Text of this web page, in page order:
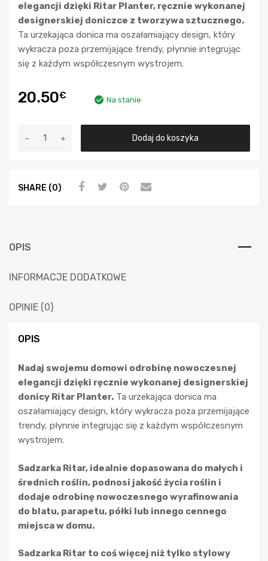
elegancji dzięki Ritar Planter, ręcznie wykonanej
designerskiej doniczce z tworzywa sztucznego.
Ta urzekająca donica ma oszałamiający design, który
wykracza poza przemijające trendy, płynnie integrując
się z każdym współczesnym wystrojem.
20.50€ Na stanie
Dodaj do koszyka
SHARE (0)
OPIS
INFORMACJE DODATKOWE
OPINIE (0)
OPIS
Nadaj swojemu domowi odrobinę nowoczesnej
elegancji dzięki ręcznie wykonanej designerskiej
donicy Ritar Planter. Ta urzekająca donica ma
oszałamiający design, który wykracza poza przemijające
trendy, płynnie integrując się z każdym współczesnym
wystrojem.
Sadzarka Ritar, idealnie dopasowana do małych i
średnich roślin, podnosi jakość życia roślin i
dodaje odrobinę nowoczesnego wyrafinowania
do blatu, parapetu, półki lub innego cennego
miejsca w domu.
Sadzarka Ritar to coś więcej niż tylko stylowy